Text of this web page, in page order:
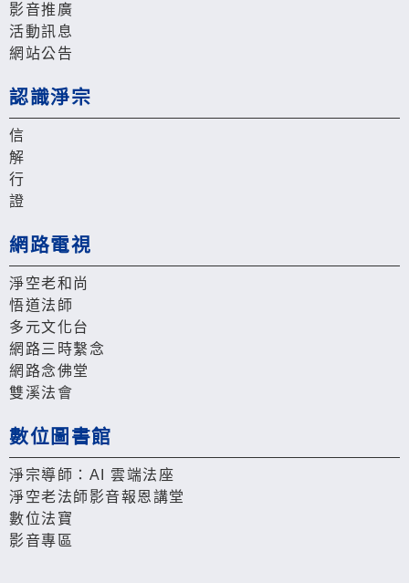
影音推廣
活動訊息
網站公告
認識淨宗
信
解
行
證
網路電視
淨空老和尚
悟道法師
多元文化台
網路三時繫念
網路念佛堂
雙溪法會
數位圖書館
淨宗導師：AI 雲端法座
淨空老法師影音報恩講堂
數位法寶
影音專區